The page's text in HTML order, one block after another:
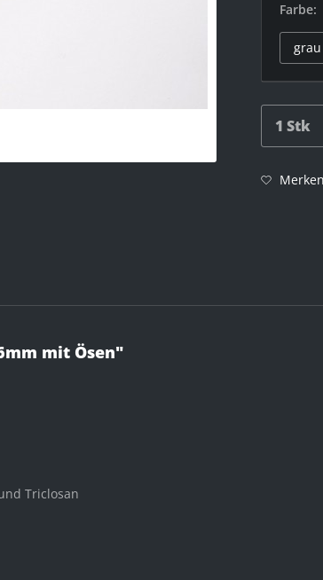
Farbe:
Merken
mit Ösen"
Triclosan